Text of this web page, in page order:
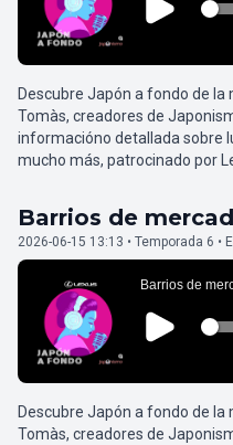
Descubre Japón a fondo de la
Tomàs, creadores de
informacióno detallada sobre
mucho más, patrocinado por
Barrios de
2026-06-15 13:13 • Temporada 6 •
Descubre Japón a fondo de la
Tomàs, creadores de